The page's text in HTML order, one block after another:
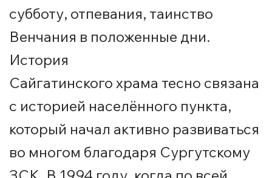
субботу, отпевания, таинство
Венчания в положенные дни.
История
Сайгатинского храма тесно связана
с историей населённого пункта,
который начал активно развиваться
во многом благодаря Сургутскому